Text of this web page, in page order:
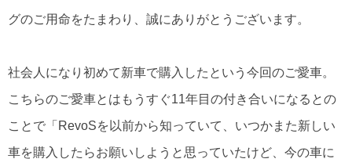
グのご用命をたまわり、誠にありがとうございます。
社会人になり初めて新車で購入したという今回のご愛車。
こちらのご愛車とはもうすぐ11年目の付き合いになるとの
ことで「RevoSを以前から知っていて、いつかまた新しい
車を購入したらお願いしようと思っていたけど、今の車に